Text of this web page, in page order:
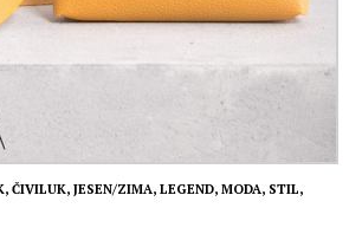
ČIVILUK, JESEN/ZIMA, LEGEND, MODA, STIL,